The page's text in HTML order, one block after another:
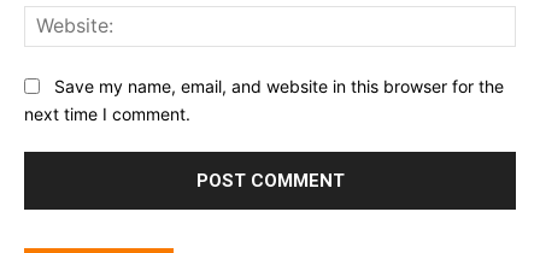
Save my name, email, and website in this browser for the
next time I comment.